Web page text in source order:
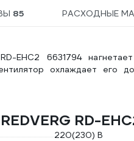
85 РАСХОДНЫЕ
RD-EHC2 6631794
охлаждает его
RD-
220(230) В